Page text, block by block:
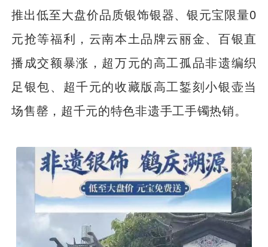
推出低至大盘价品质银饰银器、银元宝限量0
元抢等福利，云南本土品牌云丽金、百银直
播成交额暴涨，超万元的高工孤品非遗编织
足银包、超千元的收藏版高工錾刻小银壶当
场售罄，超千元的特色非遗手工手镯热销。